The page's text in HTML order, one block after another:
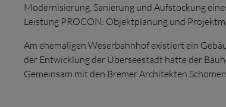
Modernisierung, Sanierung und Aufstockung
Leistung PROCON: Objektplanung und
Am ehemaligen Weserbahnhof existiert ein
der Entwicklung der Überseestadt hatte der
Gemeinsam mit den Bremer Architekten